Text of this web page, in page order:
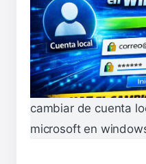
cambiar de cuenta
microsoft en